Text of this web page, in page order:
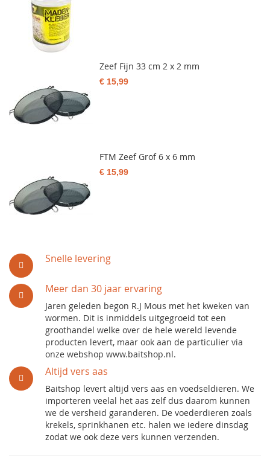
Snelle levering
Meer dan 30 jaar ervaring
Jaren geleden begon R.J Mous met het kweken van
wormen. Dit is inmiddels uitgegroeid tot een
groothandel welke over de hele wereld levende
producten levert, maar ook aan de particulier via
onze webshop www.baitshop.nl.
Altijd vers aas
Baitshop levert altijd vers aas en voedseldieren. We
importeren veelal het aas zelf dus daarom kunnen
we de versheid garanderen. De voederdieren zoals
krekels, sprinkhanen etc. halen we iedere dinsdag
zodat we ook deze vers kunnen verzenden.
Zeef Fijn 33 cm 2 x 2 mm
€ 15,99
FTM Zeef Grof 6 x 6 mm
€ 15,99